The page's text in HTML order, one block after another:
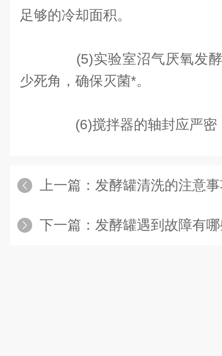
足够的冷却面积。
(5)实验室沼气厌氧发酵
少死角，确保灭菌*。
(6)搅拌器的轴封应严密
上一篇： 发酵罐清洗的注意
下一篇： 发酵罐遇到故障有